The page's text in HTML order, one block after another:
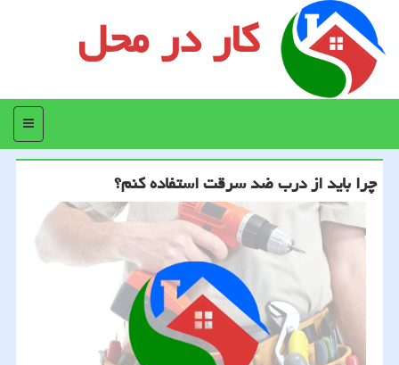
کار در محل
منو
چرا باید از درب ضد سرقت استفاده كنم؟